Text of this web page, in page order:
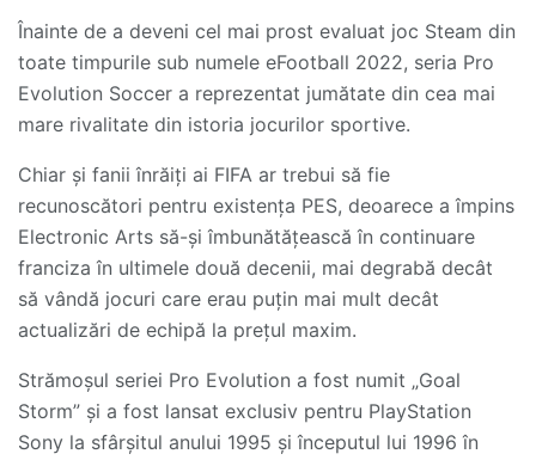
Înainte de a deveni cel mai prost evaluat joc Steam din
toate timpurile sub numele eFootball 2022, seria Pro
Evolution Soccer a reprezentat jumătate din cea mai
mare rivalitate din istoria jocurilor sportive.
Chiar și fanii înrăiți ai FIFA ar trebui să fie
recunoscători pentru existența PES, deoarece a împins
Electronic Arts să-și îmbunătățească în continuare
franciza în ultimele două decenii, mai degrabă decât
să vândă jocuri care erau puțin mai mult decât
actualizări de echipă la prețul maxim.
Strămoșul seriei Pro Evolution a fost numit „Goal
Storm” și a fost lansat exclusiv pentru PlayStation
Sony la sfârșitul anului 1995 și începutul lui 1996 în